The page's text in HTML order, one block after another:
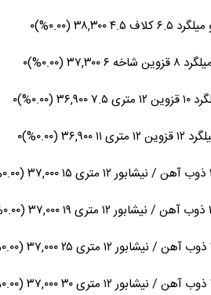
۴.۵ ۳۸,۳۰۰ (۰.۰۰%)۰
۳۷,۳۰۰ (۰.۰۰%)۰
(۰.۰۰%)۰
(۰.۰۰%)۰